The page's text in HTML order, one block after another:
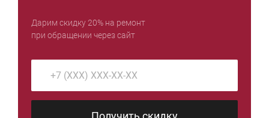
Дарим скидку 20% на ремонт
при обращении через сайт